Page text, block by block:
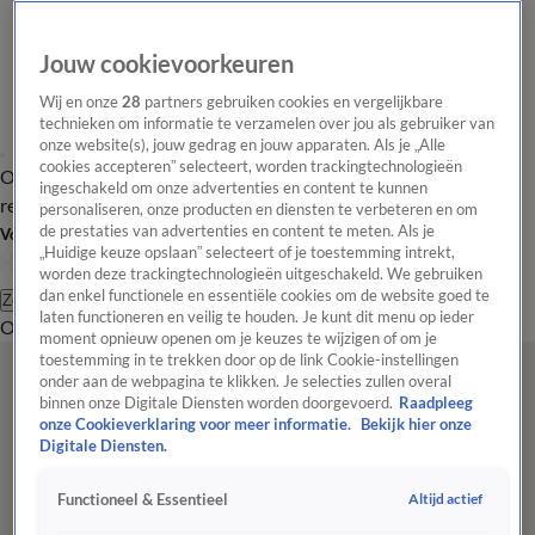
Overzicht Laatste nieuws Regionieuws Het beste van Hart
Tip de
redactie
Volg Hart van Nederland
Zoeken
OverzichtRegioUitzendingenWeerTip de redactiePanelVideo's
Jouw cookievoorkeuren
Wij en onze28 partners gebruiken cookies en vergelijkbare
technieken om informatie te verzamelen over jou als gebruiker van
onze website(s), jouw gedrag en jouw apparaten. Als je „Alle
cookies accepteren” selecteert, worden trackingtechnologieën
ingeschakeld om onze advertenties en content te kunnen
personaliseren, onze producten en diensten te verbeteren en om
de prestaties van advertenties en content te meten. Als je
„Huidige keuze opslaan” selecteert of je toestemming intrekt,
worden deze trackingtechnologieën uitgeschakeld. We gebruiken
dan enkel functionele en essentiële cookies om de website goed te
laten functioneren en veilig te houden. Je kunt dit menu op ieder
moment opnieuw openen om je keuzes te wijzigen of om je
toestemming in te trekken door op de link Cookie-instellingen
onder aan de webpagina te klikken. Je selecties zullen overal
binnen onze Digitale Diensten worden doorgevoerd. Raadpleeg
onze Cookieverklaring voor meer informatie.
Bekijk hier onze
Digitale Diensten.
Functioneel & Essentieel Altijd actief